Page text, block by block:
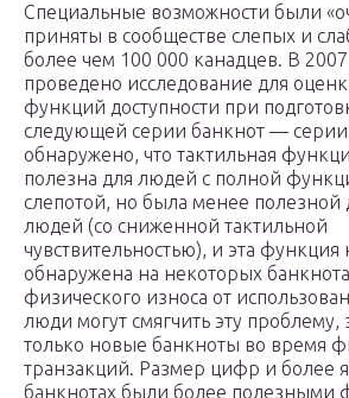
Специальные возможности были
приняты в сообществе слепых и
более чем 100 000 канадцев. В
проведено исследование для
функций доступности при
следующей серии банкнот —
обнаружено, что тактильная
полезна для людей с полной
слепотой, но была менее полезной
людей (со сниженной тактильной
чувствительностью), и эта функция
обнаружена на некоторых
физического износа от
люди могут смягчить эту проблему,
только новые банкноты во время
транзакций. Размер цифр и более
банкнотах были более полезными